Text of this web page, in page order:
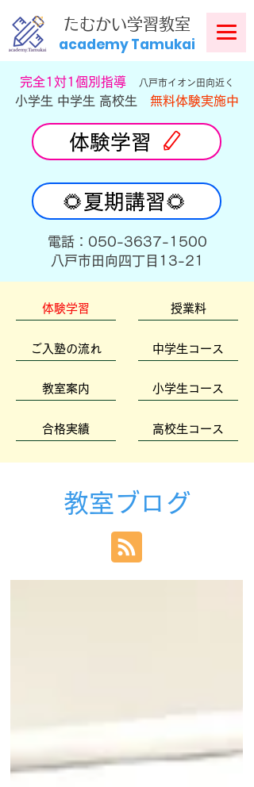
​たむかい学習教室
academy Tamukai
​完全1対1個別指導 八戸市イオン田向近く
小学生 中学生 高校生 無料体験実施中
体験学習
🌻夏期講習🌻
​電話：050-3637-1500
​八戸市田向四丁目13-21
体験学習
ご入塾の流れ
教室案内
合格実績
授業料
中学生コース
小学生コース
高校生コース
教室ブログ